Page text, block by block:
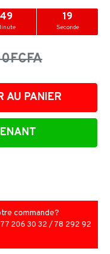
49 18
Seconde
AU PANIER
commande?
77 206 30 32 / 78 292 92